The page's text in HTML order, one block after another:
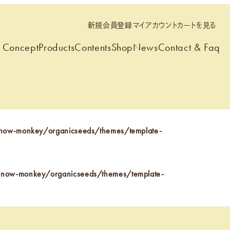
新規会員登録マイアカウントカートを見る
ConceptProductsContentsShopNewsContact & Faq
monkey/organicseeds/themes/template-
monkey/organicseeds/themes/template-